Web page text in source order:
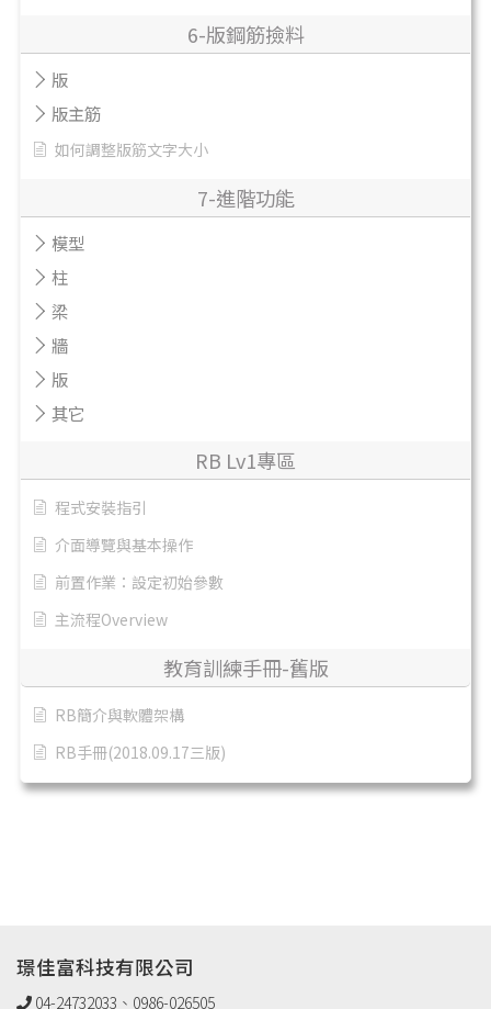
6-版鋼筋撿料
版
版主筋
如何調整版筋文字大小
7-進階功能
模型
柱
梁
牆
版
其它
RB Lv1專區
程式安裝指引
介面導覽與基本操作
前置作業：設定初始參數
主流程Overview
教育訓練手冊-舊版
RB簡介與軟體架構
RB手冊(2018.09.17三版)
璟佳富科技有限公司
04-24732033、0986-026505